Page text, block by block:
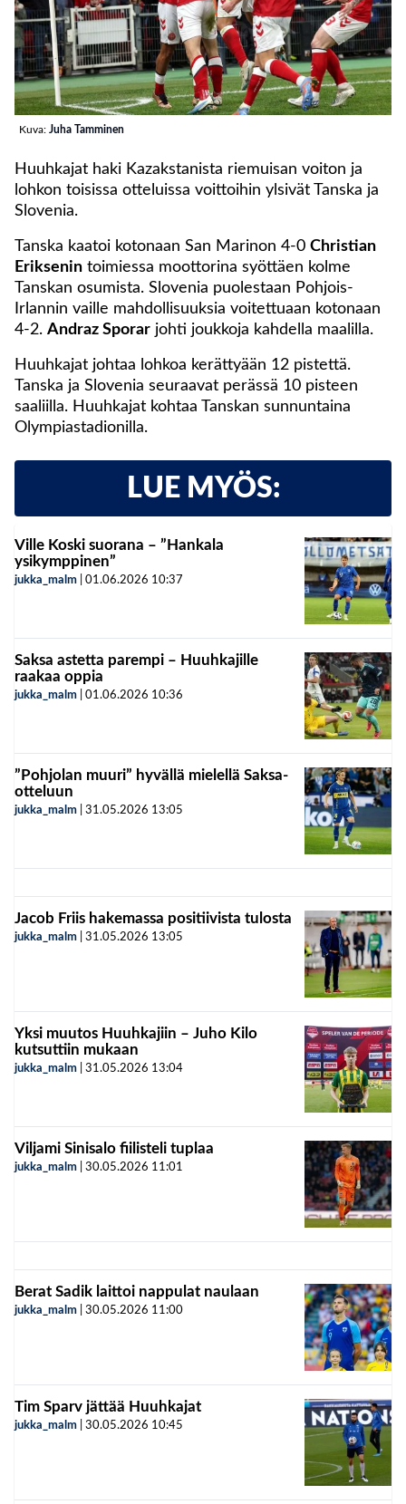
Kuva: Juha Tamminen
Huuhkajat haki Kazakstanista riemuisan voiton ja
lohkon toisissa otteluissa voittoihin ylsivät Tanska ja
Slovenia.
Tanska kaatoi kotonaan San Marinon 4-0 Christian
Eriksenin toimiessa moottorina syöttäen kolme
Tanskan osumista. Slovenia puolestaan Pohjois-
Irlannin vaille mahdollisuuksia voitettuaan kotonaan
4-2. Andraz Sporar johti joukkoja kahdella maalilla.
Huuhkajat johtaa lohkoa kerättyään 12 pistettä.
Tanska ja Slovenia seuraavat perässä 10 pisteen
saaliilla. Huuhkajat kohtaa Tanskan sunnuntaina
Olympiastadionilla.
LUE MYÖS:
Ville Koski suorana – ”Hankala
ysikymppinen”
jukka_malm 01.06.2026 10:37
Saksa astetta parempi – Huuhkajille
raakaa oppia
jukka_malm 01.06.2026 10:36
”Pohjolan muuri” hyvällä mielellä Saksa-
otteluun
jukka_malm 31.05.2026 13:05
Jacob Friis hakemassa positiivista tulosta
jukka_malm 31.05.2026 13:05
Yksi muutos Huuhkajiin – Juho Kilo
kutsuttiin mukaan
jukka_malm 31.05.2026 13:04
Viljami Sinisalo fiilisteli tuplaa
jukka_malm 30.05.2026 11:01
Berat Sadik laittoi nappulat naulaan
jukka_malm 30.05.2026 11:00
Tim Sparv jättää Huuhkajat
jukka_malm 30.05.2026 10:45